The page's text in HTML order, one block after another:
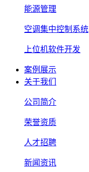
能源管理
空调集中控制系统
上位机软件开发
案例展示
关于我们
公司简介
荣誉资质
人才招聘
新闻资讯